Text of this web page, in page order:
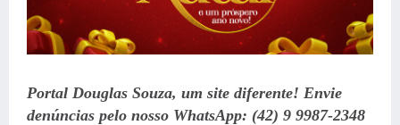
Portal Douglas Souza, um site diferente! Envie
denúncias pelo nosso WhatsApp: (42) 9 9987-2348